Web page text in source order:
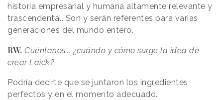
historia empresarial y humana altamente relevante y
trascendental. Son y serán referentes para varias
generaciones del mundo entero.
RW. Cuéntanos... ¿cuándo y cómo surge la idea de
crear Laick?
Podría decirte que se juntaron los ingredientes
perfectos y en el momento adecuado.